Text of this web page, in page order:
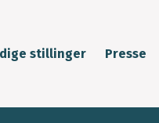
stillinger Presse